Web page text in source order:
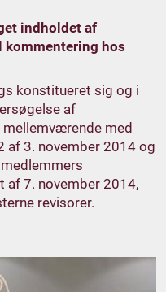
indholdet af
kommentering hos
konstitueret sig og i
af
med
af 3. november 2014 og
af 7. november 2014,
revisorer.